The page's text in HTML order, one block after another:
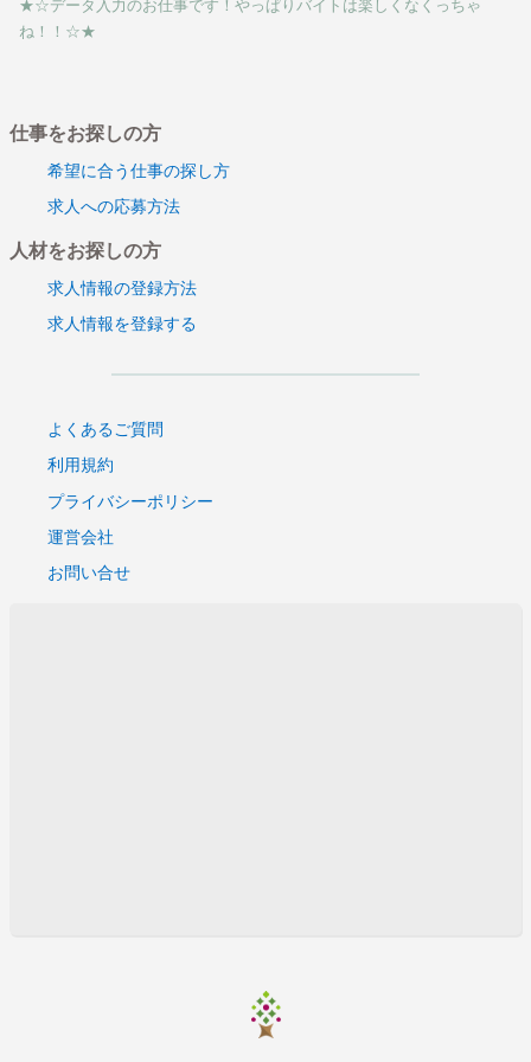
ね！！☆★
仕事をお探しの方
希望に合う仕事の探し方
求人への応募方法
人材をお探しの方
求人情報の登録方法
求人情報を登録する
よくあるご質問
利用規約
プライバシーポリシー
運営会社
お問い合せ